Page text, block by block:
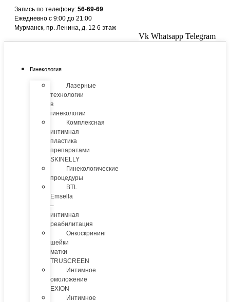
Перейти
содержимому
Запись по телефону: 56-69-69
Ежедневно с 9:00 до 21:00
Мурманск, пр. Ленина, д. 12 6 этаж
Vk Whatsapp Telegram
Гинекология
Лазерные
технологии
в
гинекологии
Комплексная
интимная
пластика
препаратами
SKINELLY
Гинекологические
процедуры
BTL
Emsella
–
интимная
реабилитация
Онкоскрининг
шейки
матки
TRUSCREEN
Интимное
омоложение
EXION
Интимное